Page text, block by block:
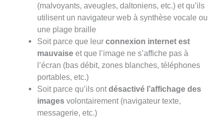
(malvoyants, aveugles, daltoniens, etc.) et qu’ils
utilisent un navigateur web à synthèse vocale ou
une plage braille
Soit parce que leur connexion internet est
mauvaiseet que l’image ne s’affiche pas à
l’écran (bas débit, zones blanches, téléphones
portables, etc.)
Soit parce qu’ils ontdésactivé l’affichage des
imagesvolontairement (navigateur texte,
messagerie, etc.)